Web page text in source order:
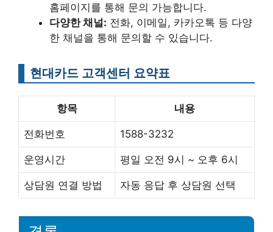
홈페이지를 통해 문의 가능합니다.
다양한 채널: 전화, 이메일, 카카오톡 등 다양
한 채널을 통해 문의할 수 있습니다.
현대카드 고객센터 요약표
항목 내용
전화번호 1588-3232
운영시간 평일 오전 9시 ~ 오후 6시
상담원 연결 방법 자동 응답 후 상담원 선택